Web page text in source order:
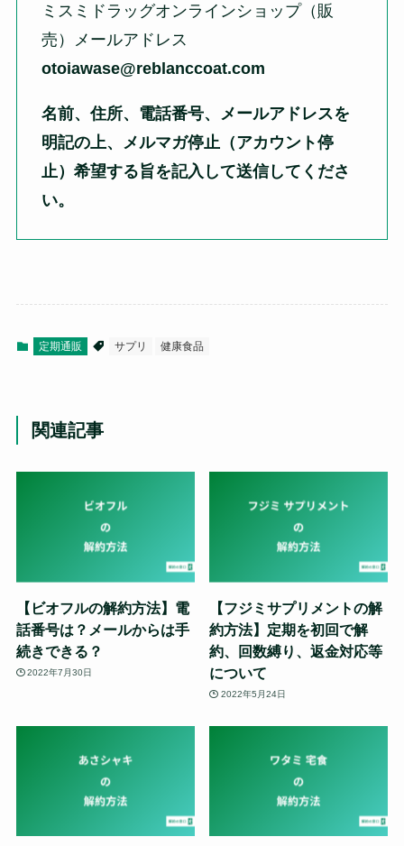
ミスミドラッグオンラインショップ（販
売）
メールアドレス
otoiawase@reblanccoat.com
名前、住所、電話番号、メールアドレスを
明記の上、メルマガ停止（アカウント停
止）希望する旨を記入して送信してくださ
い。
定期通販 サプリ 健康食品
関連記事
【ビオフルの解約方法】電
話番号は？メールからは手
続きできる？
2022年7月30日
【フジミサプリメントの解
約方法】定期を初回で解
約、回数縛り、返金対応等
について
2022年5月24日